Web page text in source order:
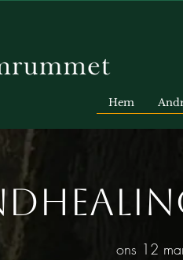
Hem
ons 12